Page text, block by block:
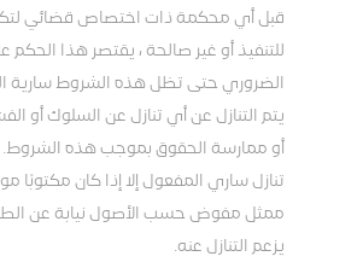
قبل أي محكمة ذات اختصاص قضائي
للتنفيذ أو غير صالحة ، يقتصر هذا الحكم
الضروري حتى تظل هذه الشروط سارية
يتم التنازل عن أي تنازل عن السلوك أو
أو ممارسة الحقوق بموجب هذه
تنازل ساري المفعول إلا إذا كان مكتوبًا
ممثل مفوض حسب الأصول نيابة عن
يزعم التنازل عنه.